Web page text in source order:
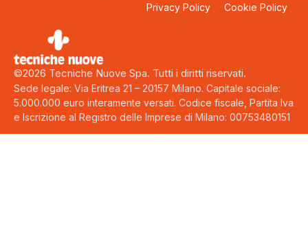
Privacy Policy Cookie Policy
©2026 Tecniche Nuove Spa. Tutti i diritti riservati.
Sede legale: Via Eritrea 21 – 20157 Milano. Capitale sociale:
5.000.000 euro interamente versati. Codice fiscale, Partita Iva
e Iscrizione al Registro delle Imprese di Milano: 00753480151